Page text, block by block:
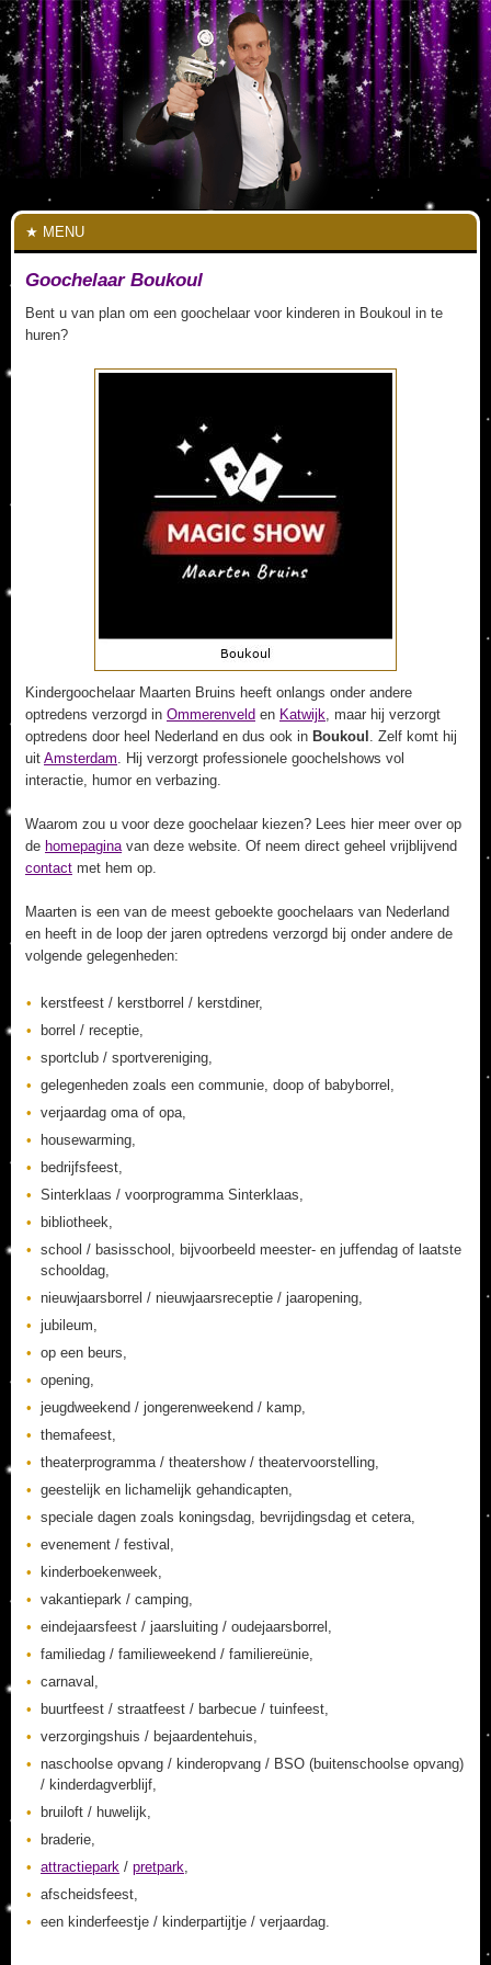
MENU
Goochelaar Boukoul
Bent u van plan om een goochelaar voor kinderen in Boukoul in te
huren?
Kindergoochelaar Maarten Bruins heeft onlangs onder andere
optredens verzorgd in Ommerenveld en Katwijk, maar hij verzorgt
optredens door heel Nederland en dus ook in Boukoul . Zelf komt hij
uit Amsterdam. Hij verzorgt professionele goochelshows vol
interactie, humor en verbazing.
Waarom zou u voor deze goochelaar kiezen? Lees hier meer over op
de homepaginavan deze website. Of neem direct geheel vrijblijvend
contact met hem op.
Maarten is een van de meest geboekte goochelaars van Nederland
en heeft in de loop der jaren optredens verzorgd bij onder andere de
volgende gelegenheden:
kerstfeest / kerstborrel / kerstdiner,
borrel / receptie,
sportclub / sportvereniging,
gelegenheden zoals een communie, doop of babyborrel,
verjaardag oma of opa,
housewarming,
bedrijfsfeest,
Sinterklaas / voorprogramma Sinterklaas,
bibliotheek,
school / basisschool, bijvoorbeeld meester- en juffendag of laatste
schooldag,
nieuwjaarsborrel / nieuwjaarsreceptie / jaaropening,
jubileum,
op een beurs,
opening,
jeugdweekend / jongerenweekend / kamp,
themafeest,
theaterprogramma / theatershow / theatervoorstelling,
geestelijk en lichamelijk gehandicapten,
speciale dagen zoals koningsdag, bevrijdingsdag et cetera,
evenement / festival,
kinderboekenweek,
vakantiepark / camping,
eindejaarsfeest / jaarsluiting / oudejaarsborrel,
familiedag / familieweekend / familiereünie,
carnaval,
buurtfeest / straatfeest / barbecue / tuinfeest,
verzorgingshuis / bejaardentehuis,
naschoolse opvang / kinderopvang / BSO (buitenschoolse opvang)
/ kinderdagverblijf,
bruiloft / huwelijk,
braderie,
attractiepark / pretpark,
afscheidsfeest,
een kinderfeestje / kinderpartijtje / verjaardag.